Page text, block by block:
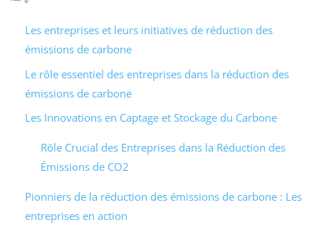
Les entreprises et leurs initiatives de réduction des
émissions de carbone
Le rôle essentiel des entreprises dans la réduction des
émissions de carbone
Les Innovations en Captage et Stockage du Carbone
Rôle Crucial des Entreprises dans la Réduction des
Émissions de CO2
Pionniers de la réduction des émissions de carbone : Les
entreprises en action